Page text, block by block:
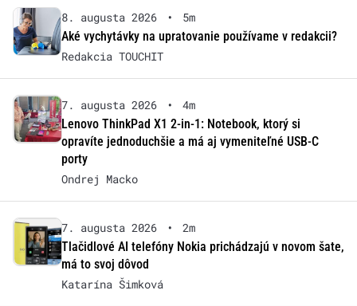
8. augusta 2026 •
5m
Aké vychytávky na upratovanie používame v redakcii?
Redakcia TOUCHIT
7. augusta 2026 •
4m
Lenovo ThinkPad X1 2-in-1: Notebook, ktorý si
opravíte jednoduchšie a má aj vymeniteľné USB-C
porty
Ondrej Macko
7. augusta 2026 •
2m
Tlačidlové AI telefóny Nokia prichádzajú v novom šate,
má to svoj dôvod
Katarína Šimková